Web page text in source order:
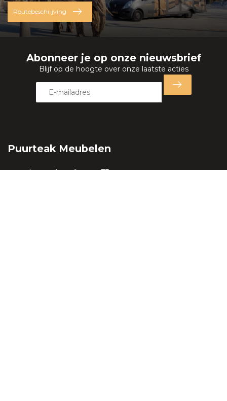
Routebeschrijving
Abonneer je op onze nieuwsbrief
Blijf op de hoogte over onze laatste acties
Puurteak Meubelen
Lange Amerikaweg 73